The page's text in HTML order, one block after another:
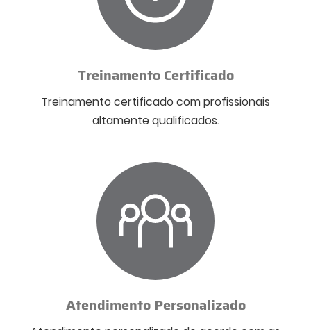
Treinamento Certificado
Treinamento certificado com profissionais
altamente qualificados.
Atendimento Personalizado